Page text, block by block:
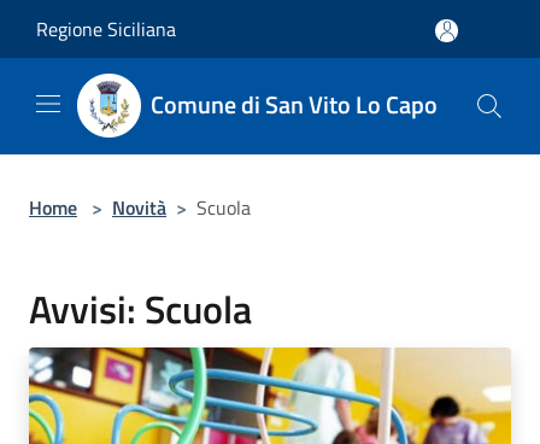
Regione Siciliana
Comune di San Vito Lo Capo
Home > Novità > Scuola
Avvisi: Scuola